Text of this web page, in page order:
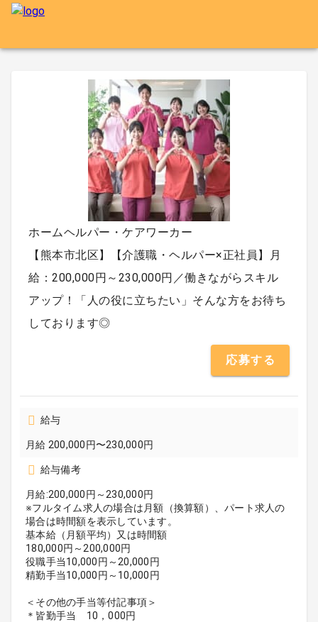
ホームヘルパー・ケアワーカー
【熊本市北区】【介護職・ヘルパー×正社員】月
給：200,000円～230,000円／働きながらスキル
アップ！「人の役に立ちたい」そんな方をお待ち
しております◎
応募する
給与
月給 200,000円〜230,000円
給与備考
月給:200,000円～230,000円
※フルタイム求人の場合は月額（換算額）、パート求人の
場合は時間額を表示しています。
基本給（月額平均）又は時間額
180,000円～200,000円
役職手当10,000円～20,000円
精勤手当10,000円～10,000円
＜その他の手当等付記事項＞
＊皆勤手当 10，000円